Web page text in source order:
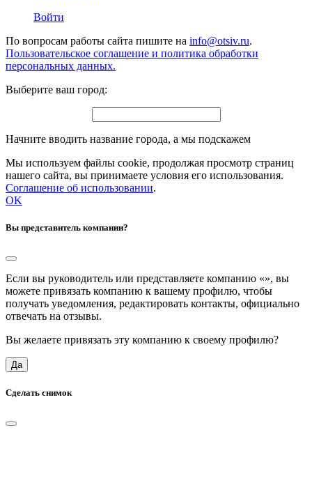
Войти
По вопросам работы сайта пишите на info@otsiv.ru.
Пользовательское соглашение и политика обработки
персональных данных.
Выберите ваш город:
Начните вводить название города, а мы подскажем
Мы используем файлы cookie, продолжая просмотр страниц
нашего сайта, вы принимаете условия его использования.
Соглашение об использовании.
OK
Вы представитель компании?
Если вы руководитель или представляете компанию «», вы
можете привязать компанию к вашему профилю, чтобы
получать уведомления, редактировать контакты, официально
отвечать на отзывы.
Вы желаете привязать эту компанию к своему профилю?
Да
Сделать снимок